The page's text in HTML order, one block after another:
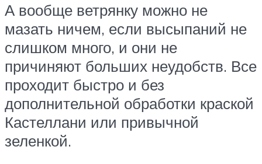
А вообще ветрянку можно не
мазать ничем, если высыпаний не
слишком много, и они не
причиняют больших неудобств. Все
проходит быстро и без
дополнительной обработки краской
Кастеллани или привычной
зеленкой.